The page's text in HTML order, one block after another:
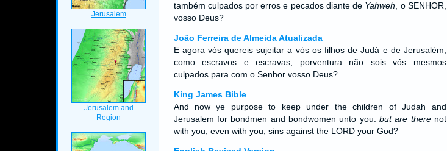
também culpados por erros e pecados diante de Yahweh , o SENHOR,
vosso Deus?
João Ferreira de Almeida Atualizada
E agora vós quereis sujeitar a vós os filhos de Judá e de Jerusalém,
como escravos e escravas; porventura não sois vós mesmos
culpados para com o Senhor vosso Deus?
King James Bible
And now ye purpose to keep under the children of Judah and
Jerusalem for bondmen and bondwomen unto you: but are therenot
with you, even with you, sins against the LORD your God?